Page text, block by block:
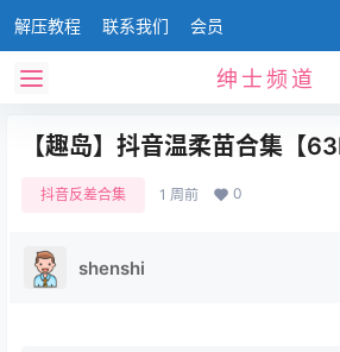
解压教程 联系我们 会员
绅士频道
【趣岛】抖音温柔苗合集【
抖音反差合集 1 周前 0
shenshi